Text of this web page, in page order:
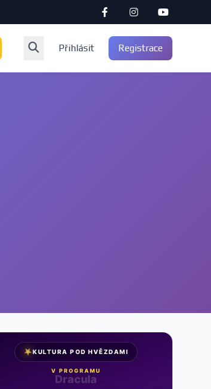
Přihlásit Registrace
★KULTURA POD HVĚZDAMI
V PROGRAMU
Noc na Karlštejně